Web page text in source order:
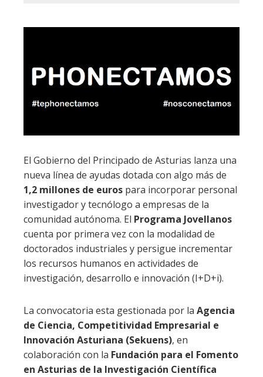
El Gobierno del Principado de Asturias lanza una
nueva línea de ayudas dotada con algo más de
1,2 millones de euros para incorporar personal
investigador y tecnólogo a empresas de la
comunidad autónoma. El Programa Jovellanos
cuenta por primera vez con la modalidad de
doctorados industriales y persigue incrementar
los recursos humanos en actividades de
investigación, desarrollo e innovación (I+D+i).
La convocatoria esta gestionada por la Agencia
de Ciencia, Competitividad Empresarial e
Innovación Asturiana (Sekuens), en
colaboración con la Fundación para el Fomento
en Asturias de la Investigación Científica